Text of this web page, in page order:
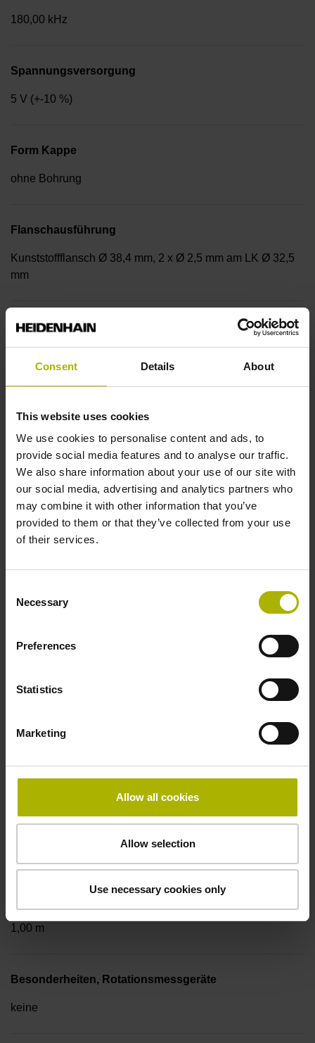
Consent Details About
This website uses cookies
We use cookies to personalise content and ads, to
provide social media features and to analyse our traffic.
We also share information about your use of our site with
our social media, advertising and analytics partners who
may combine it with other information that you’ve
provided to them or that they’ve collected from your use
of their services.
Selection
Necessary
Preferences
Statistics
Marketing
Allow all cookies
Allow selection
Use necessary cookies only
180,00 kHz
Spannungsversorgung
5 V (+-10 %)
Form Kappe
ohne Bohrung
Flanschausführung
Kunststoffflansch Ø 38,4 mm, 2 x Ø 2,5 mm am LK Ø 32,5
mm
Flanschtyp
Wellentyp
22A
Schutzart
IP40 (EN60529)
-10/+70 °C
freies Kabelende
Anschluss-Belegung
D360265
Anschlussrichtung
1,00 m
Besonderheiten, Rotationsmessgeräte
keine